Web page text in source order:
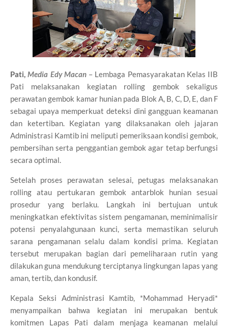
Pati,Media Edy Macan – Lembaga Pemasyarakatan Kelas IIB
Pati melaksanakan kegiatan rolling gembok sekaligus
perawatan gembok kamar hunian pada Blok A, B, C, D, E, dan F
sebagai upaya memperkuat deteksi dini gangguan keamanan
dan ketertiban. Kegiatan yang dilaksanakan oleh jajaran
Administrasi Kamtib ini meliputi pemeriksaan kondisi gembok,
pembersihan serta penggantian gembok agar tetap berfungsi
secara optimal.
Setelah proses perawatan selesai, petugas melaksanakan
rolling atau pertukaran gembok antarblok hunian sesuai
prosedur yang berlaku. Langkah ini bertujuan untuk
meningkatkan efektivitas sistem pengamanan, meminimalisir
potensi penyalahgunaan kunci, serta memastikan seluruh
sarana pengamanan selalu dalam kondisi prima. Kegiatan
tersebut merupakan bagian dari pemeliharaan rutin yang
dilakukan guna mendukung terciptanya lingkungan lapas yang
aman, tertib, dan kondusif.
Kepala Seksi Administrasi Kamtib, *Mohammad Heryadi*
menyampaikan bahwa kegiatan ini merupakan bentuk
komitmen Lapas Pati dalam menjaga keamanan melalui